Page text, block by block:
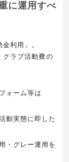
に運用すべ
利用」。
クラブ活動費の
ォーム等は
動実態に即した
・グレー運用を